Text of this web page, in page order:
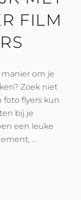
FILM
manier om je
Zoek niet
foto flyers kun
bij je
een leuke
…